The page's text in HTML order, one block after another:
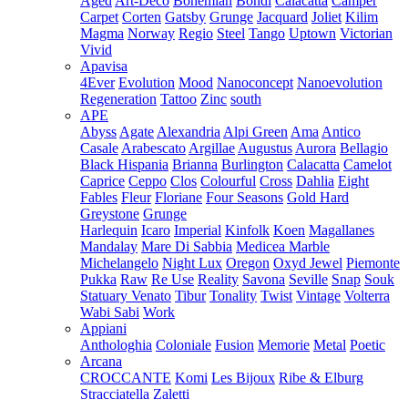
Carpet Corten Gatsby Grunge Jacquard Joliet Kilim
Magma Norway Regio Steel Tango Uptown Victorian
Vivid
Apavisa
4Ever Evolution Mood Nanoconcept Nanoevolution
Regeneration Tattoo Zinc south
APE
Abyss Agate Alexandria Alpi Green Ama Antico
Casale Arabescato Argillae Augustus Aurora Bellagio
Black Hispania Brianna Burlington Calacatta Camelot
Caprice Ceppo Clos Colourful Cross Dahlia Eight
Fables Fleur Floriane Four Seasons Gold Hard
Greystone Grunge
Harlequin Icaro Imperial Kinfolk Koen Magallanes
Mandalay Mare Di Sabbia Medicea Marble
Michelangelo Night Lux Oregon Oxyd Jewel Piemonte
Pukka Raw Re Use Reality Savona Seville Snap Souk
Statuary Venato Tibur Tonality Twist Vintage Volterra
Wabi Sabi Work
Appiani
Anthologhia Coloniale Fusion Memorie Metal Poetic
Arcana
CROCCANTE Komi Les Bijoux Ribe & Elburg
Stracciatella Zaletti